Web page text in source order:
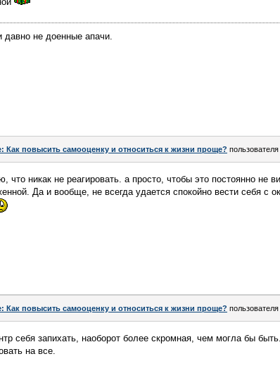
не доенные апачи.
Как повысить самооценку и относиться к жизни проще? пользователя
что никак не реагировать. а просто, чтобы это постоянно не
Да и вообще, не всегда удается спокойно вести себя
Как повысить самооценку и относиться к жизни проще? пользователя
себя запихать, наоборот более скромная, чем могла бы
на все.